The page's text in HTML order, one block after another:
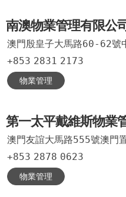
南澳物業管理有限公
澳門殷皇子大馬路60-62號
+853 2831 2173
物業管理
第一太平戴維斯物
澳門友誼大馬路555號澳
+853 2878 0623
物業管理